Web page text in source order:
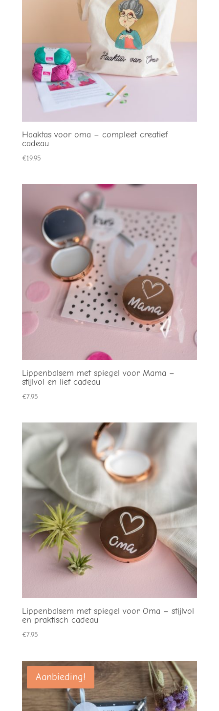
Haaktas voor oma – compleet creatief
cadeau
€19.95
Lippenbalsem met spiegel voor Mama –
stijlvol en lief cadeau
€7.95
Lippenbalsem met spiegel voor Oma – stijlvol
en praktisch cadeau
€7.95
Aanbieding!